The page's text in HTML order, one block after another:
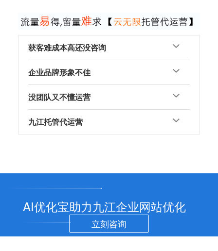
获客难成本高还没咨询
企业品牌形象不佳
没团队又不懂运营
九江托管代运营
AI优化宝助力九江企业网站优化
立刻咨询